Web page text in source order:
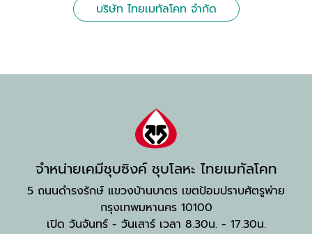
บริษัท ไทยเมทัลโคท จำกัด
จำหน่ายเคมีชุบซิงค์ ชุบโลหะ ไทยเมทัลโคท
5 ถนนดำรงรักษ์ แขวงบ้านบาตร เขตป้อมปราบศัตรูพ่าย
กรุงเทพมหานคร 10100
เปิด วันจันทร์ - วันเสาร์ เวลา 8.30น. - 17.30น.